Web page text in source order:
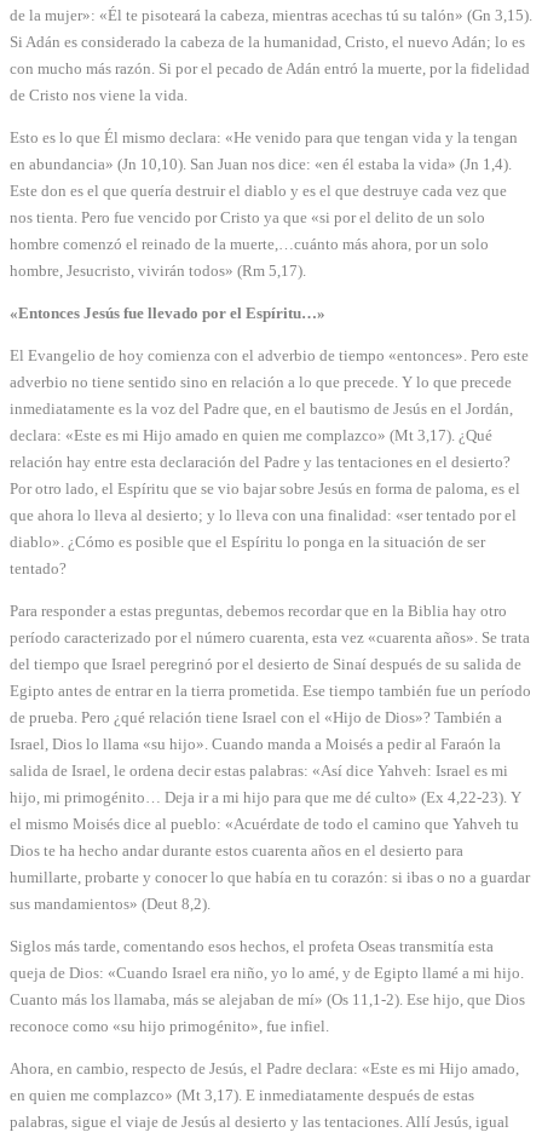
de la mujer»: «Él te pisoteará la cabeza, mientras acechas tú su talón» (Gn 3,15).
Si Adán es considerado la cabeza de la humanidad, Cristo, el nuevo Adán; lo es
con mucho más razón. Si por el pecado de Adán entró la muerte, por la fidelidad
de Cristo nos viene la vida.
Esto es lo que Él mismo declara: «He venido para que tengan vida y la tengan
en abundancia» (Jn 10,10). San Juan nos dice: «en él estaba la vida» (Jn 1,4).
Este don es el que quería destruir el diablo y es el que destruye cada vez que
nos tienta. Pero fue vencido por Cristo ya que «si por el delito de un solo
hombre comenzó el reinado de la muerte,…cuánto más ahora, por un solo
hombre, Jesucristo, vivirán todos» (Rm 5,17).
«Entonces Jesús fue llevado por el Espíritu…»
El Evangelio de hoy comienza con el adverbio de tiempo «entonces». Pero este
adverbio no tiene sentido sino en relación a lo que precede. Y lo que precede
inmediatamente es la voz del Padre que, en el bautismo de Jesús en el Jordán,
declara: «Este es mi Hijo amado en quien me complazco» (Mt 3,17). ¿Qué
relación hay entre esta declaración del Padre y las tentaciones en el desierto?
Por otro lado, el Espíritu que se vio bajar sobre Jesús en forma de paloma, es el
que ahora lo lleva al desierto; y lo lleva con una finalidad: «ser tentado por el
diablo». ¿Cómo es posible que el Espíritu lo ponga en la situación de ser
tentado?
Para responder a estas preguntas, debemos recordar que en la Biblia hay otro
período caracterizado por el número cuarenta, esta vez «cuarenta años». Se trata
del tiempo que Israel peregrinó por el desierto de Sinaí después de su salida de
Egipto antes de entrar en la tierra prometida. Ese tiempo también fue un período
de prueba. Pero ¿qué relación tiene Israel con el «Hijo de Dios»? También a
Israel, Dios lo llama «su hijo». Cuando manda a Moisés a pedir al Faraón la
salida de Israel, le ordena decir estas palabras: «Así dice Yahveh: Israel es mi
hijo, mi primogénito… Deja ir a mi hijo para que me dé culto» (Ex 4,22-23). Y
el mismo Moisés dice al pueblo: «Acuérdate de todo el camino que Yahveh tu
Dios te ha hecho andar durante estos cuarenta años en el desierto para
humillarte, probarte y conocer lo que había en tu corazón: si ibas o no a guardar
sus mandamientos» (Deut 8,2).
Siglos más tarde, comentando esos hechos, el profeta Oseas transmitía esta
queja de Dios: «Cuando Israel era niño, yo lo amé, y de Egipto llamé a mi hijo.
Cuanto más los llamaba, más se alejaban de mí» (Os 11,1-2). Ese hijo, que Dios
reconoce como «su hijo primogénito», fue infiel.
Ahora, en cambio, respecto de Jesús, el Padre declara: «Este es mi Hijo amado,
en quien me complazco» (Mt 3,17). E inmediatamente después de estas
palabras, sigue el viaje de Jesús al desierto y las tentaciones. Allí Jesús, igual